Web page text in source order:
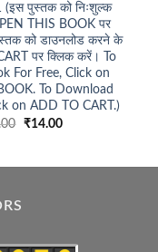
पुस्तक को निःशुल्क
THIS BOOK पर
को डाउनलोड करने के
पर क्लिक करें। To
For Free, Click on
To Download
on ADD TO CART.)
Original
₹14.00Current